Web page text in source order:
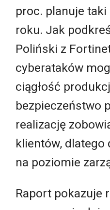
proc. planuje
roku. Jak
Poliński z
cyberataków
ciągłość
bezpieczeństwo
realizację
klientów, dlatego
na poziomie
Raport pokazuje